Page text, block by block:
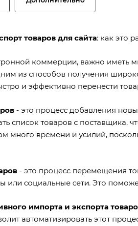
товаров для сайта: как это
коммерции, важно иметь
из способов получения
и эффективно перенести
- это процесс добавления
список товаров с поставщика,
много времени и усилий,
- это процесс перемещения
или социальные сети. Это
импорта и экспорта
автоматизировать этот